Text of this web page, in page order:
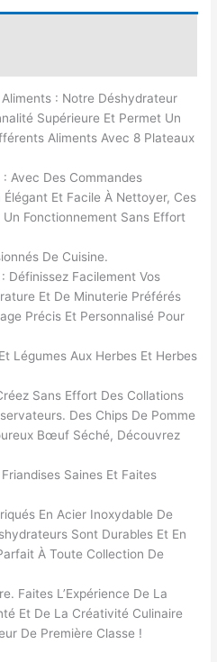
: Notre Déshydrateur
Supérieure Et Permet Un
Aliments Avec 8 Plateaux
Avec Des Commandes
Et Facile À Nettoyer, Ces
Fonctionnement Sans Effort
De Cuisine.
Définissez Facilement Vos
Et De Minuterie Préférés
Précis Et Personnalisé Pour
Légumes Aux Herbes Et Herbes
Sans Effort Des Collations
Des Chips De Pomme
Bœuf Séché, Découvrez
Saines Et Faites
En Acier Inoxydable De
Sont Durables Et En
À Toute Collection De
Faites L’Expérience De La
Et De La Créativité Culinaire
De Première Classe !